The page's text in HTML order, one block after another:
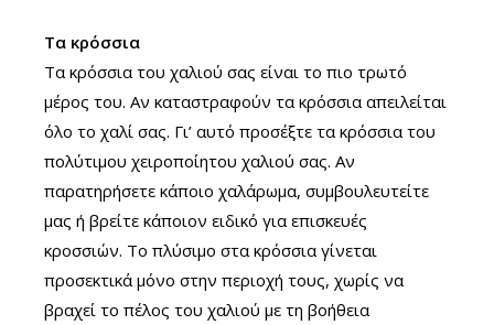
Τα κρόσσια
Τα κρόσσια του χαλιού σας είναι το πιο τρωτό
μέρος του. Αν καταστραφούν τα κρόσσια απειλείται
όλο το χαλί σας. Γι’ αυτό προσέξτε τα κρόσσια του
πολύτιμου χειροποίητου χαλιού σας. Αν
παρατηρήσετε κάποιο χαλάρωμα, συμβουλευτείτε
μας ή βρείτε κάποιον ειδικό για επισκευές
κροσσιών. Το πλύσιμο στα κρόσσια γίνεται
προσεκτικά μόνο στην περιοχή τους, χωρίς να
βραχεί το πέλος του χαλιού με τη βοήθεια